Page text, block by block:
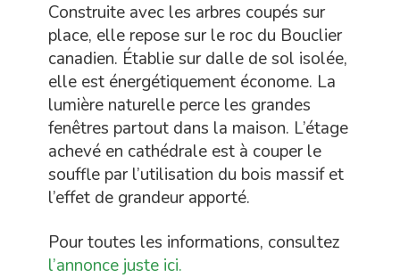
Construite avec les arbres coupés sur
place, elle repose sur le roc du Bouclier
canadien. Établie sur dalle de sol isolée,
elle est énergétiquement économe. La
lumière naturelle perce les grandes
fenêtres partout dans la maison. L’étage
achevé en cathédrale est à couper le
souffle par l’utilisation du bois massif et
l’effet de grandeur apporté.
Pour toutes les informations, consultez
l’annonce juste ici.